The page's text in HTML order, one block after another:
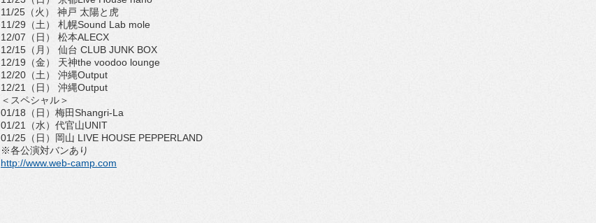
11/25（火） 神戸 太陽と虎
11/29（土） 札幌Sound Lab mole
12/07（日） 松本ALECX
12/15（月） 仙台 CLUB JUNK BOX
12/19（金） 天神the voodoo lounge
12/20（土） 沖縄Output
12/21（日） 沖縄Output
＜スペシャル＞
01/18（日）梅田Shangri-La
01/21（水）代官山UNIT
01/25（日）岡山 LIVE HOUSE PEPPERLAND
※各公演対バンあり
http://www.web-camp.com